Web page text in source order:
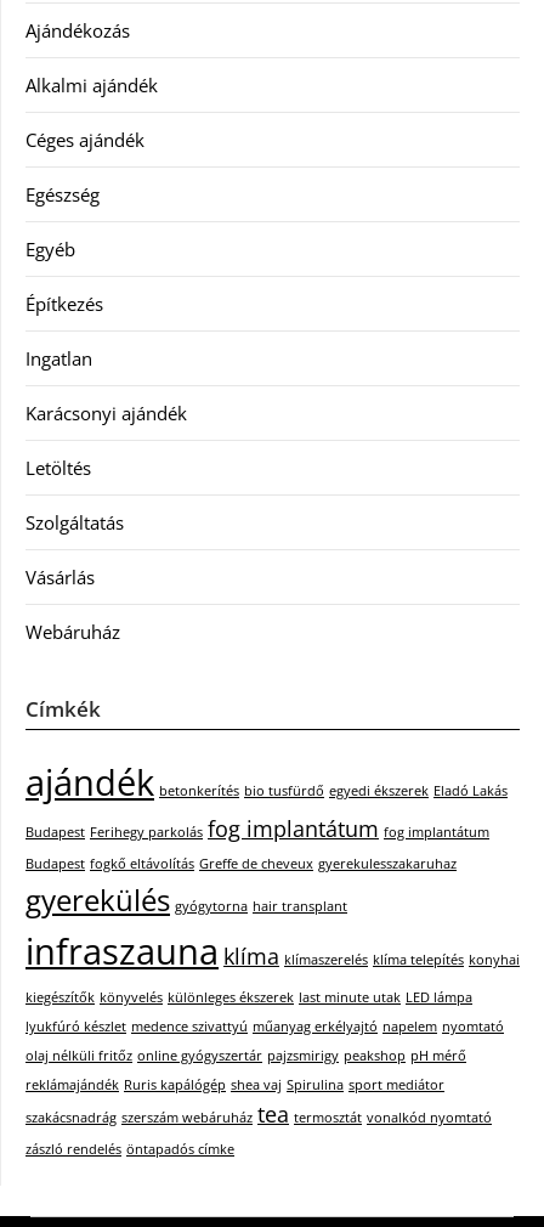
Ajándékozás
Alkalmi ajándék
Céges ajándék
Egészség
Egyéb
Építkezés
Ingatlan
Karácsonyi ajándék
Letöltés
Szolgáltatás
Vásárlás
Webáruház
Címkék
ajándék betonkerítés bio tusfürdő egyedi ékszerek Eladó Lakás
Budapest Ferihegy parkolás fog implantátum fog implantátum
Budapest fogkő eltávolítás Greffe de cheveux gyerekulesszakaruhaz
gyerekülés gyógytorna hair transplant
infraszauna klíma klímaszerelés klíma telepítés konyhai
kiegészítők könyvelés különleges ékszerek last minute utak LED lámpa
lyukfúró készlet medence szivattyú műanyag erkélyajtó napelem nyomtató
olaj nélküli fritőz online gyógyszertár pajzsmirigy peakshop pH mérő
reklámajándék Ruris kapálógép shea vaj Spirulina sport mediátor
szakácsnadrág szerszám webáruház tea termosztát vonalkód nyomtató
zászló rendelés öntapadós címke